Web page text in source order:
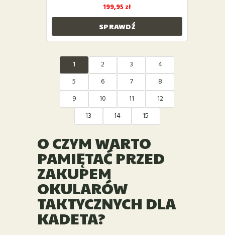
199,95 zł
SPRAWDŹ
1 2 3
4
5
6 7
8
9
10 11
12
13
14 15
O CZYM WARTO
PAMIĘTAĆ PRZED
ZAKUPEM
OKULARÓW
TAKTYCZNYCH DLA
KADETA?